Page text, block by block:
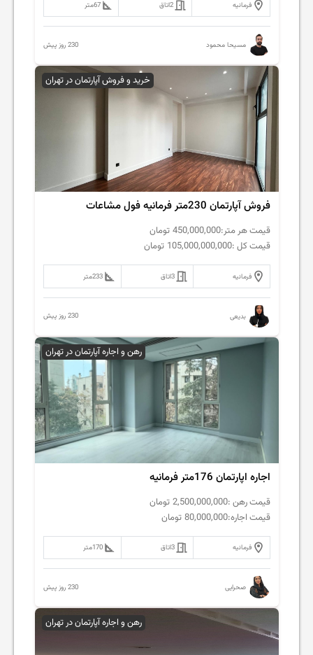
فرمانیه 2اتاق 67متر
مسیحا محمود 230 روز پیش
خرید و فروش آپارتمان در تهران
فروش آپارتمان 230متر فرمانیه فول مشاعات
قیمت هر متر:450,000,000 تومان
قیمت کل :105,000,000,000 تومان
فرمانیه 3اتاق 233متر
بدیعی 230 روز پیش
رهن و اجاره آپارتمان در تهران
اجاره اپارتمان 176متر فرمانیه
قیمت رهن :2,500,000,000 تومان
قیمت اجاره:80,000,000 تومان
فرمانیه 3اتاق 170متر
صحرایی 230 روز پیش
رهن و اجاره آپارتمان در تهران